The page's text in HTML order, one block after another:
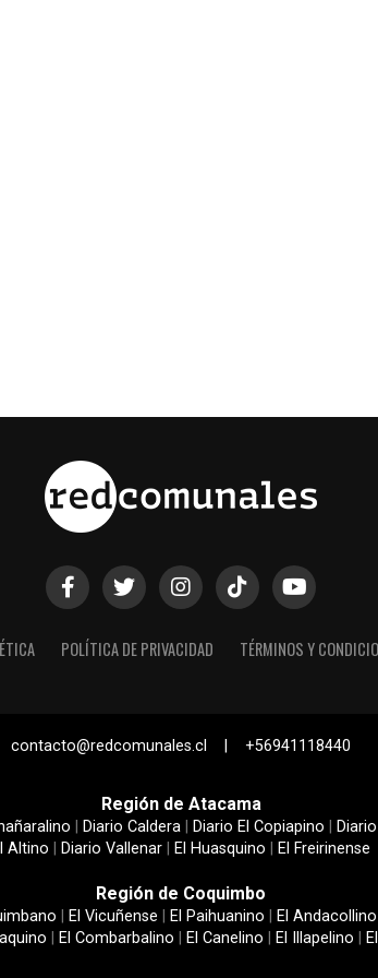
POLÍTICA DE PRIVACIDAD TÉRMINOS Y
contacto@redcomunales.cl | +56941118440
Región de Atacama
Diario Caldera Diario El Copiapino
Altino
Diario Vallenar El Huasquino El Freirinense
Región de Coquimbo
El Vicuñense El Paihuanino El Andacollino
El Combarbalino El Canelino El Illapelino